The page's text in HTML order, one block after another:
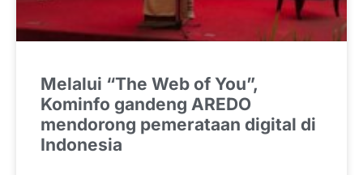
Melalui “The Web of You”,
Kominfo gandeng AREDO
mendorong pemerataan digital di
Indonesia